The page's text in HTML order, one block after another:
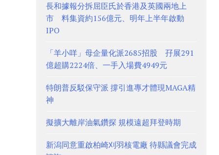
長和據報分拆屈臣氏於香港及英國兩地上
市 料集資約156億元、明年上半年啟動
IPO
「羊小咩」母企量化派2685招股 孖展291
億超購2224倍、一手入場費4949元
特朗普反駁保守派 撐引進專才體現MAGA精
神
擬擴大離岸油氣鑽探 規模遠超拜登時期
新潟同意重啟柏崎刈羽核電廠 待縣議會完成